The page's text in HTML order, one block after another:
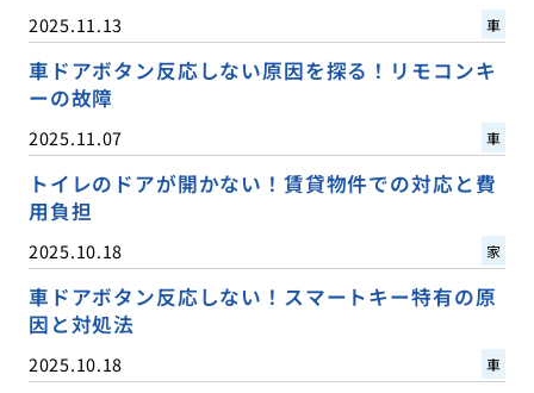
2025.11.13 車
車ドアボタン反応しない原因を探る！リモコンキ
ーの故障
2025.11.07 車
トイレのドアが開かない！賃貸物件での対応と費
用負担
2025.10.18 家
車ドアボタン反応しない！スマートキー特有の原
因と対処法
2025.10.18 車